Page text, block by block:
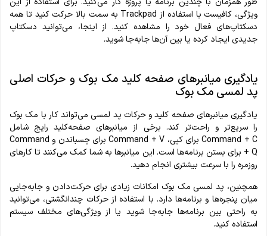
ویژگی، کافیست با استفاده از Trackpad به سمت بالا حرکت کنید تا همه
دسکتاپ‌های فعال خود را مشاهده کنید. از اینجا، می‌توانید دسکتاپ
جدیدی ایجاد کرده یا بین آن‌ها جابه‌جا شوید.
یادگیری میانبرهای صفحه کلید مک بوک و حرکات اصلی
پد لمسی مک بوک
یادگیری میانبرهای صفحه کلید و حرکات پد لمسی می‌تواند کار با مک بوک
را سریع‌تر و راحت‌تر کند. برخی از میانبرهای صفحه‌کلید رایج شامل
Command + C برای کپی، Command + V برای چسباندن و Command
+ Q برای بستن برنامه‌ها است. این میانبرها به شما کمک می‌کنند تا کارهای
روزمره را با سرعت بیشتری انجام دهید.
همچنین، پد لمسی مک بوک امکانات زیادی برای حرکت‌دادن و جابه‌جایی
میان پنجره‌ها و برنامه‌ها دارد. با استفاده از حرکات چندانگشتی، می‌توانید
به راحتی بین برنامه‌ها جابه‌جا شوید یا از ویژگی‌های مختلف سیستم
استفاده کنید.